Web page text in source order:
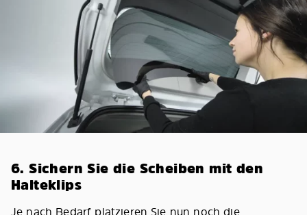
6. Sichern Sie die Scheiben mit den
Halteklips
Je nach Bedarf platzieren Sie nun noch die